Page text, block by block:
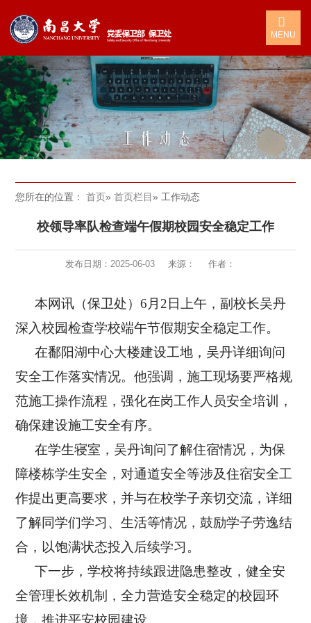
MENU
您所在的位置：首页»首页栏目» 工作动态
校领导率队检查端午假期校园安全稳定工作
发布日期： 2025-06-03 来源： 作者：
本网讯（保卫处 ）6月2日上午，副校长吴丹
深入校园检查学校端午节假期安全稳定工作。
在鄱阳湖中心大楼建设工地，吴丹详细询问
安全工作落实情况。他强调，施工现场要严格规
范施工操作流程，强化在岗工作人员安全培训，
确保建设施工安全有序。
在学生寝室，吴丹询问了解住宿情况，为保
障楼栋学生安全，对通道安全等涉及住宿安全工
作提出更高要求，并与在校学子亲切交流，详细
了解同学们学习、生活等情况，鼓励学子劳逸结
合，以饱满状态投入后续学习。
下一步，学校将持续跟进隐患整改，健全安
全管理长效机制，全力营造安全稳定的校园环